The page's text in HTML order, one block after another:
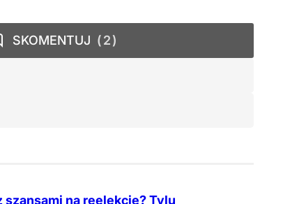
SKOMENTUJ 2
szansami na reelekcję? Tylu